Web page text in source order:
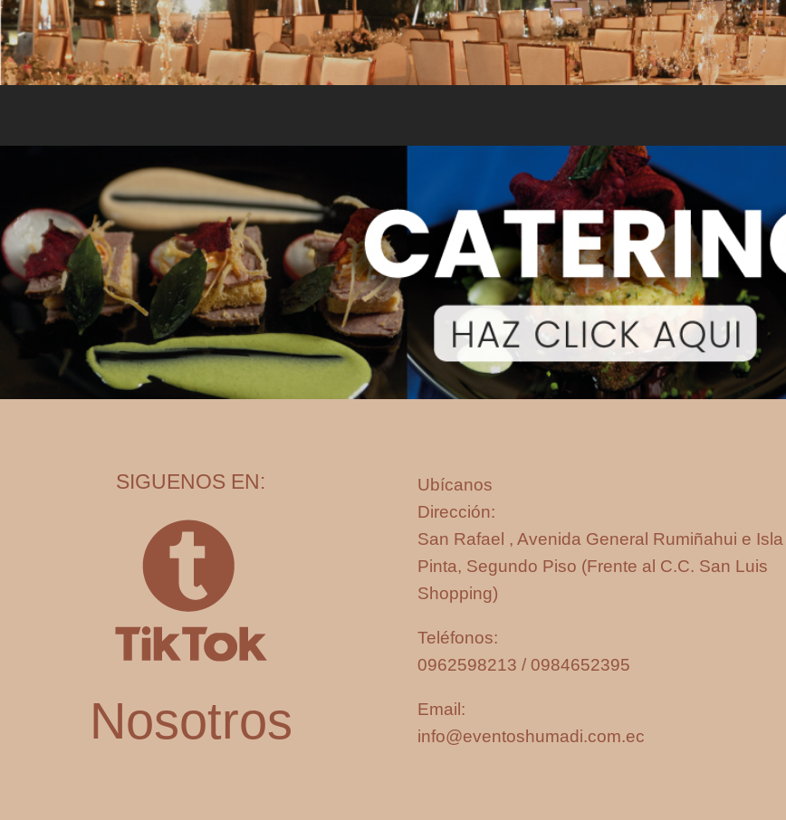
SIGUENOS EN:
Nosotros
Ubícanos
Dirección:
San Rafael , Avenida General Rumiñahui e Isla
Pinta, Segundo Piso (Frente al C.C. San Luis
Shopping)
Teléfonos:
0962598213 / 0984652395
Email:
info@eventoshumadi.com.ec